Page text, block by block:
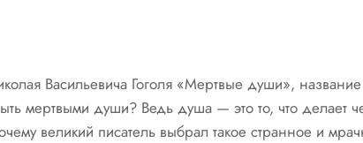
Васильевича Гоголя «Мертвые души»,
мертвыми души? Ведь душа — это то, что делает
великий писатель выбрал такое странное и